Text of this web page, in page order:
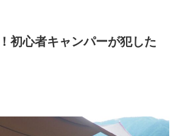
初心者キャンパーが犯した